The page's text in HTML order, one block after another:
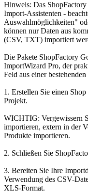
Hinweis: Das ShopFactory
Import-Assistenten -
Auswahlmöglichkeiten"
können nur Daten aus
(CSV, TXT) importiert
Die Pakete ShopFactory
ImportWizard Pro, der
Feld aus einer
1. Erstellen Sie einen
Projekt.
WICHTIG: Vergewissern
importieren, extern in der
Produkte importieren.
2. Schließen Sie
3. Bereiten Sie Ihre
Verwendung des CSV-
XLS-Format.